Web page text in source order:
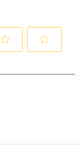
del sol, y deberá
de
a 80° F) y 40 a 50%
que se va a